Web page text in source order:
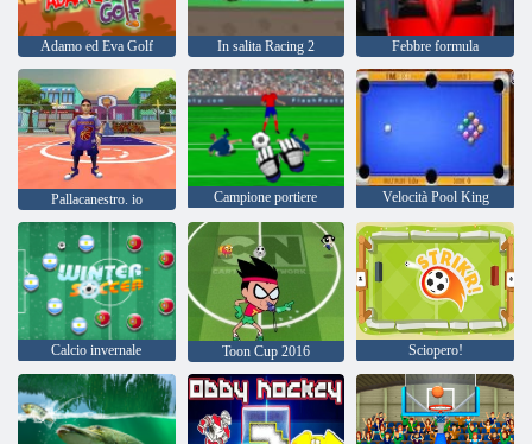
Adamo ed Eva Golf In salita Racing 2 Febbre formula
Pallacanestro. io Campione portiere Velocità Pool King
Calcio invernale Toon Cup 2016 Sciopero!